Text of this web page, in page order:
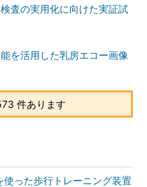
査の実用化に向けた実証試
を活用した乳房エコー画像
件あります
使った歩行トレーニング装置